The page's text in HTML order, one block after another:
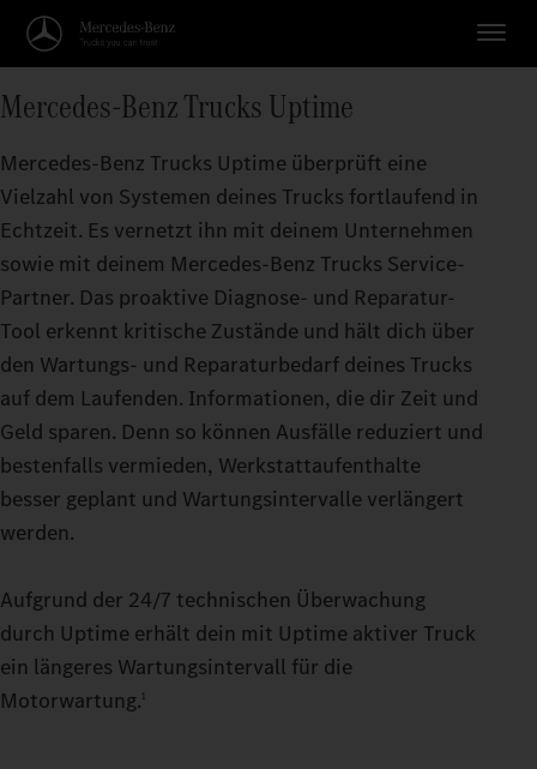
Mercedes‑Benz Trucks Uptime
Mercedes‑Benz Trucks Uptime überprüft eine
Vielzahl von Systemen deines Trucks fortlaufend in
Echtzeit. Es vernetzt ihn mit deinem Unternehmen
sowie mit deinem Mercedes‑Benz Trucks Service-
Partner. Das proaktive Diagnose- und Reparatur-
Tool erkennt kritische Zustände und hält dich über
den Wartungs- und Reparaturbedarf deines Trucks
auf dem Laufenden. Informationen, die dir Zeit und
Geld sparen. Denn so können Ausfälle reduziert und
bestenfalls vermieden, Werkstattaufenthalte
besser geplant und Wartungsintervalle verlängert
werden.
Aufgrund der 24/7 technischen Überwachung
durch Uptime erhält dein mit Uptime aktiver Truck
ein längeres Wartungsintervall für die
Motorwartung.1